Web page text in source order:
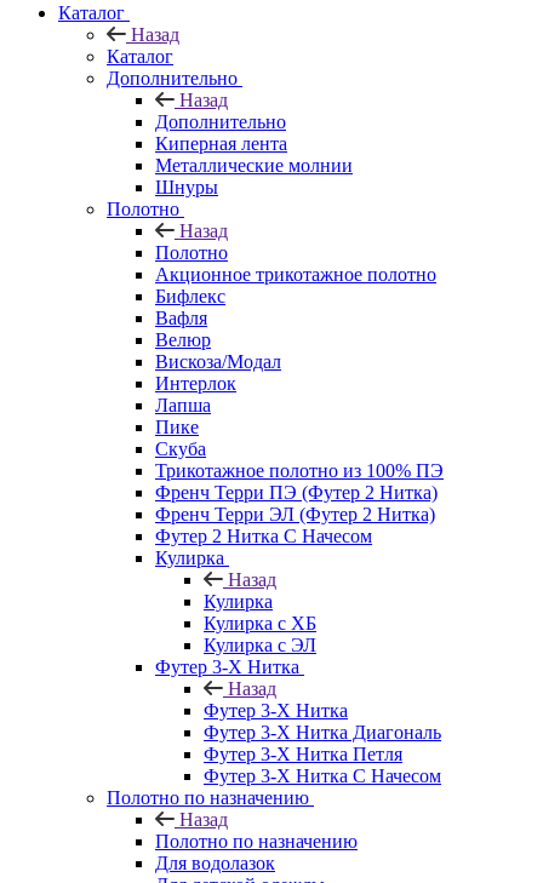
Каталог
Назад
Каталог
Дополнительно
Назад
Дополнительно
Киперная лента
Металлические молнии
Шнуры
Полотно
Назад
Полотно
Акционное трикотажное полотно
Бифлекс
Вафля
Велюр
Вискоза/Модал
Интерлок
Лапша
Пике
Скуба
Трикотажное полотно из 100% ПЭ
Френч Терри ПЭ (Футер 2 Нитка)
Френч Терри ЭЛ (Футер 2 Нитка)
Футер 2 Нитка С Начесом
Кулирка
Назад
Кулирка
Кулирка с ХБ
Кулирка с ЭЛ
Футер 3-Х Нитка
Назад
Футер 3-Х Нитка
Футер 3-Х Нитка Диагональ
Футер 3-Х Нитка Петля
Футер 3-Х Нитка С Начесом
Полотно по назначению
Назад
Полотно по назначению
Для водолазок